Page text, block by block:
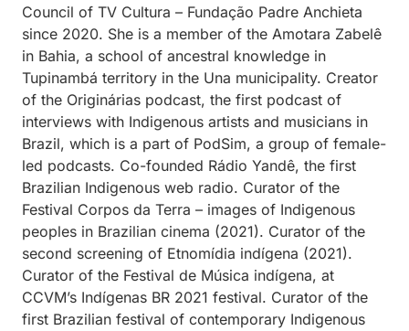
Council of TV Cultura – Fundação Padre Anchieta
since 2020. She is a member of the Amotara Zabelê
in Bahia, a school of ancestral knowledge in
Tupinambá territory in the Una municipality. Creator
of the Originárias podcast, the first podcast of
interviews with Indigenous artists and musicians in
Brazil, which is a part of PodSim, a group of female-
led podcasts. Co-founded Rádio Yandê, the first
Brazilian Indigenous web radio. Curator of the
Festival Corpos da Terra – images of Indigenous
peoples in Brazilian cinema (2021). Curator of the
second screening of Etnomídia indígena (2021).
Curator of the Festival de Música indígena, at
CCVM’s Indígenas BR 2021 festival. Curator of the
first Brazilian festival of contemporary Indigenous